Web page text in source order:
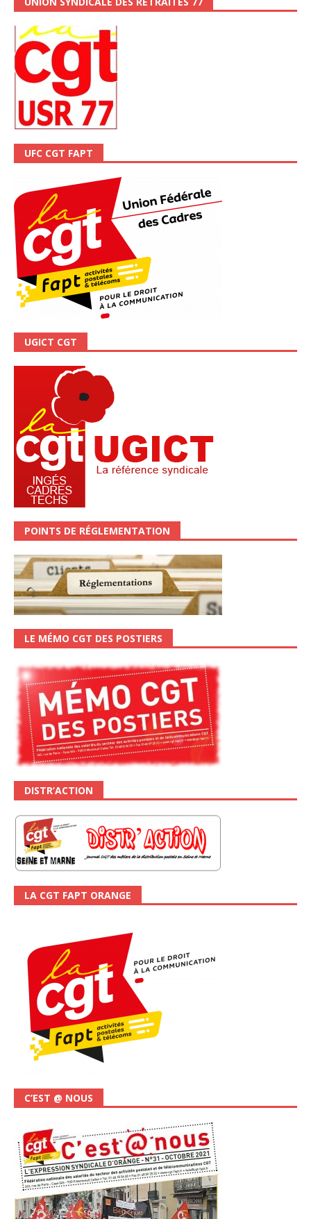
UFC CGT FAPT
UGICT CGT
POINTS DE RÉGLEMENTATION
LE MÉMO CGT DES POSTIERS
DISTR’ACTION
LA CGT FAPT ORANGE
C’EST @ NOUS